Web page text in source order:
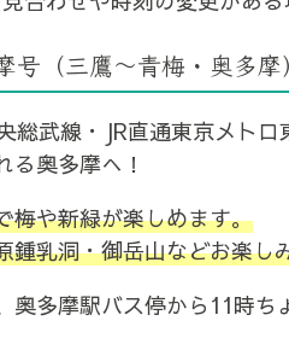
（三鷹～青梅・奥多摩）
総武線・JR直通東京メト
る奥多摩へ！
梅や新緑が楽しめます。
鍾乳洞・御岳山などお楽し
奥多摩駅バス停から11時ち